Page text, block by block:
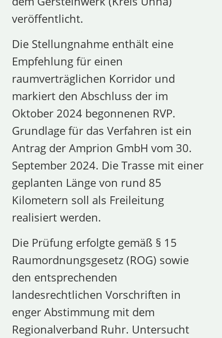
veröffentlicht.
Die Stellungnahme enthält eine
Empfehlung für einen
raumverträglichen Korridor und
markiert den Abschluss der im
Oktober 2024 begonnenen RVP.
Grundlage für das Verfahren ist ein
Antrag der Amprion GmbH vom 30.
September 2024. Die Trasse mit einer
geplanten Länge von rund 85
Kilometern soll als Freileitung
realisiert werden.
Die Prüfung erfolgte gemäß § 15
Raumordnungsgesetz (ROG) sowie
den entsprechenden
landesrechtlichen Vorschriften in
enger Abstimmung mit dem
Regionalverband Ruhr. Untersucht